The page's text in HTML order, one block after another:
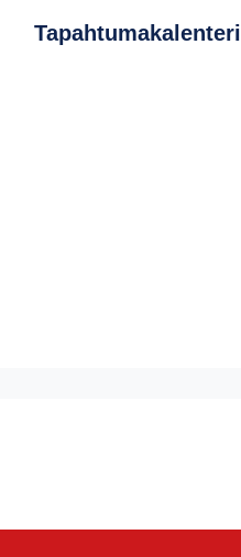
Tapahtumakalenteri